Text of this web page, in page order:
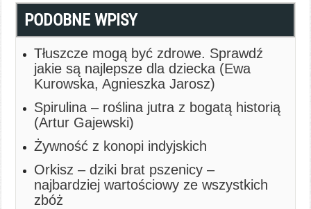
PODOBNE WPISY
Tłuszcze mogą być zdrowe. Sprawdź
jakie są najlepsze dla dziecka (Ewa
Kurowska, Agnieszka Jarosz)
Spirulina – roślina jutra z bogatą historią
(Artur Gajewski)
Żywność z konopi indyjskich
Orkisz – dziki brat pszenicy –
najbardziej wartościowy ze wszystkich
zbóż